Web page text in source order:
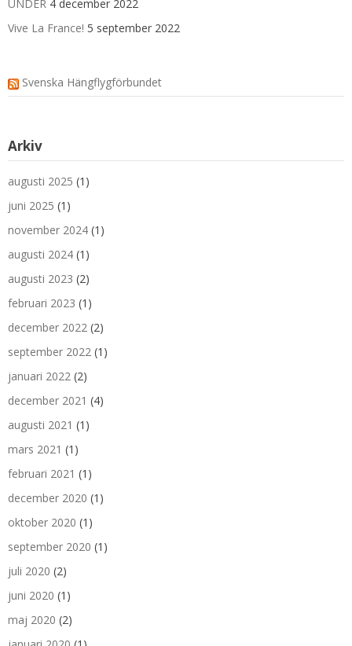
UNDER 4 december 2022
Vive La France! 5 september 2022
Svenska Hängflygförbundet
Arkiv
augusti 2025 (1)
juni 2025 (1)
november 2024 (1)
augusti 2024 (1)
augusti 2023 (2)
februari 2023 (1)
december 2022 (2)
september 2022 (1)
januari 2022 (2)
december 2021 (4)
augusti 2021 (1)
mars 2021 (1)
februari 2021 (1)
december 2020 (1)
oktober 2020 (1)
september 2020 (1)
juli 2020 (2)
juni 2020 (1)
maj 2020 (2)